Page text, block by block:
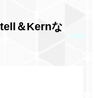
＆Kernな